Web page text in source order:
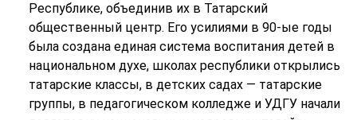
Республике, объединив их в Татарский
общественный центр. Его усилиями в 90-ые годы
была создана единая система воспитания детей в
национальном духе, школах республики открылись
татарские классы, в детских садах — татарские
группы, в педагогическом колледже и УДГУ начали